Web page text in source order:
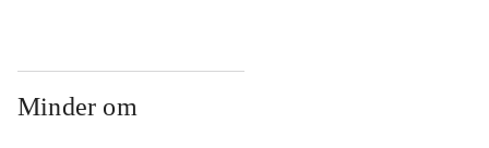
Minder om